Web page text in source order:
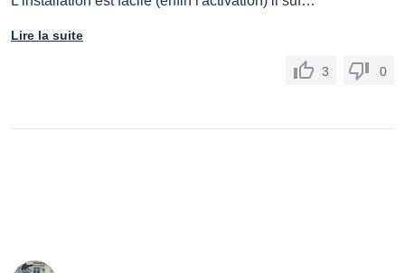
Lire la suite
3 0